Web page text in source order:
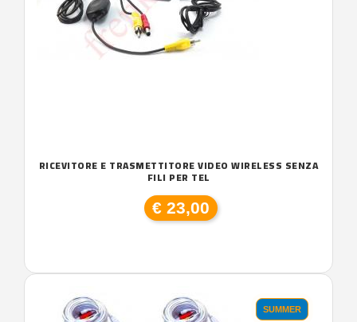
RICEVITORE E TRASMETTITORE VIDEO WIRELESS SENZA
FILI PER TEL
€ 23,00
SUMMER